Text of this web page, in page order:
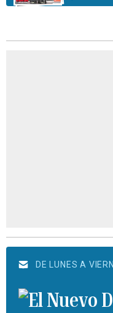
DE LUNES A